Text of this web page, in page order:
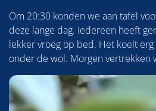
Om 20:30 konden we aan tafel
deze lange dag. Iedereen heeft
lekker vroeg op bed. Het koelt
onder de wol. Morgen vertrekken